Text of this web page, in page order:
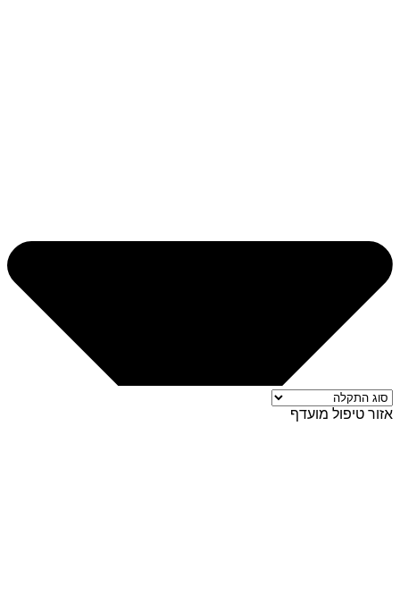
אזור טיפול מועדף